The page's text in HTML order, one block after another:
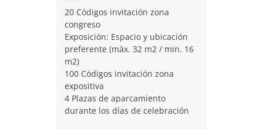
20 Códigos invitación zona
congreso
Exposición: Espacio y ubicación
preferente (màx. 32 m2 / min. 16
m2)
100 Códigos invitación zona
expositiva
4 Plazas de aparcamiento
durante los días de celebración